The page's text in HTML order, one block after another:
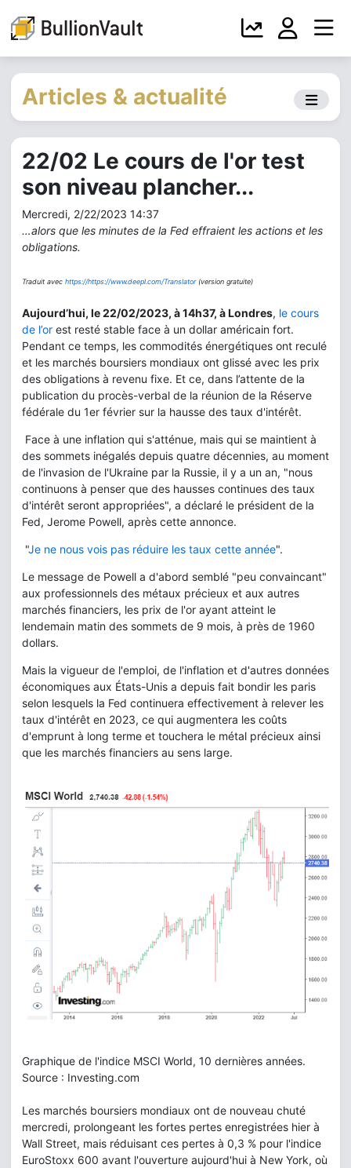
Articles & actualité
22/02 Le cours de l'or test
son niveau plancher...
Mercredi, 2/22/2023 14:37
…alors que les minutes de la Fed effraient les actions et les
obligations.
Traduit avec https://https://www.deepl.com/Translator(version gratuite)
Aujourd’hui, le 22/02/2023, à 14h37, à Londres, le cours
de l’or est resté stable face à un dollar américain fort.
Pendant ce temps, les commodités énergétiques ont reculé
et les marchés boursiers mondiaux ont glissé avec les prix
des obligations à revenu fixe. Et ce, dans l’attente de la
publication du procès-verbal de la réunion de la Réserve
fédérale du 1er février sur la hausse des taux d'intérêt.
Face à une inflation qui s'atténue, mais qui se maintient à
des sommets inégalés depuis quatre décennies, au moment
de l'invasion de l'Ukraine par la Russie, il y a un an, "nous
continuons à penser que des hausses continues des taux
d'intérêt seront appropriées", a déclaré le président de la
Fed, Jerome Powell, après cette annonce.
"Je ne nous vois pas réduire les taux cette année".
Le message de Powell a d'abord semblé "peu convaincant"
aux professionnels des métaux précieux et aux autres
marchés financiers, les prix de l'or ayant atteint le
lendemain matin des sommets de 9 mois, à près de 1960
dollars.
Mais la vigueur de l'emploi, de l'inflation et d'autres données
économiques aux États-Unis a depuis fait bondir les paris
selon lesquels la Fed continuera effectivement à relever les
taux d'intérêt en 2023, ce qui augmentera les coûts
d'emprunt à long terme et touchera le métal précieux ainsi
que les marchés financiers au sens large.
Graphique de l'indice MSCI World, 10 dernières années.
Source : Investing.com
Les marchés boursiers mondiaux ont de nouveau chuté
mercredi, prolongeant les fortes pertes enregistrées hier à
Wall Street, mais réduisant ces pertes à 0,3 % pour l'indice
EuroStoxx 600 avant l'ouverture aujourd'hui à New York, où